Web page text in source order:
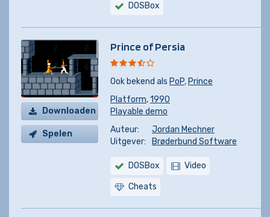
DOSBox
Downloaden
Spelen
Prince of Persia
Ook bekend als PoP, Prince
Platform,1990
Playable demo
Auteur:
Jordan Mechner
Uitgever:
Brøderbund Software
DOSBox Video
Cheats